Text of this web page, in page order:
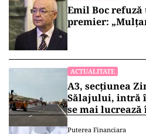
Emil Boc
premier:
ACTUALITATE
A3, secțiunea
Sălajului, intră
se mai
Puterea Financiara